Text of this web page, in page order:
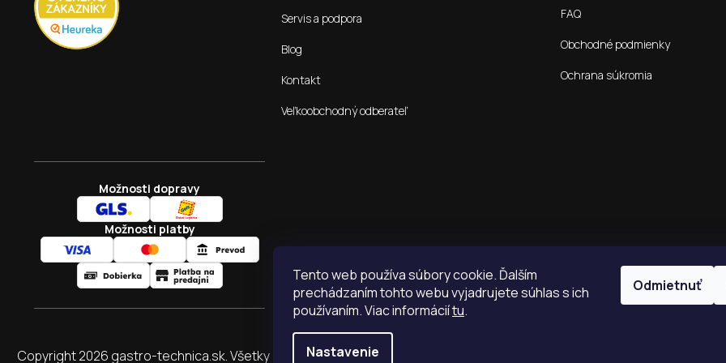
Tento web používa súbory cookie. Ďalším
prechádzaním tohto webu vyjadrujete súhlas s ich
používaním. Viac informáciítu.
Nastavenie
Odmietnuť
Servis a podpora
Blog
Kontakt
Veľkoobchodný odberateľ
FAQ
Obchodné podmienky
Ochrana súkromia
Možnosti dopravy
Možnosti platby
Copyright 2026 gastro-technica.sk. Všetky práva vyhradené.